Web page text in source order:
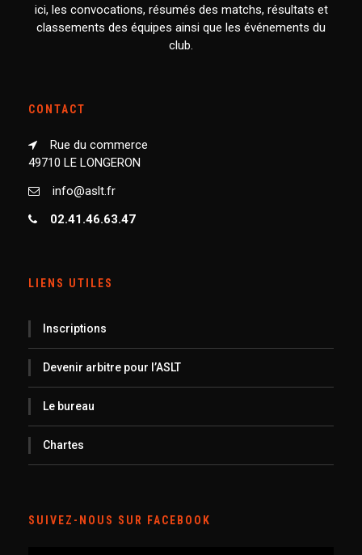
ici, les convocations, résumés des matchs, résultats et
classements des équipes ainsi que les événements du
club.
CONTACT
Rue du commerce
49710 LE LONGERON
info@aslt.fr
02.41.46.63.47
LIENS UTILES
Inscriptions
Devenir arbitre pour l’ASLT
Le bureau
Chartes
SUIVEZ-NOUS SUR FACEBOOK